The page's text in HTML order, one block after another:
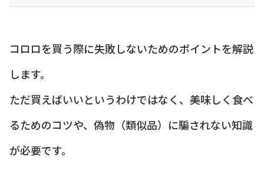
コロロを買う際に失敗しないためのポイントを解説
します。
ただ買えばいいというわけではなく、美味しく食べ
るためのコツや、偽物（類似品）に騙されない知識
が必要です。